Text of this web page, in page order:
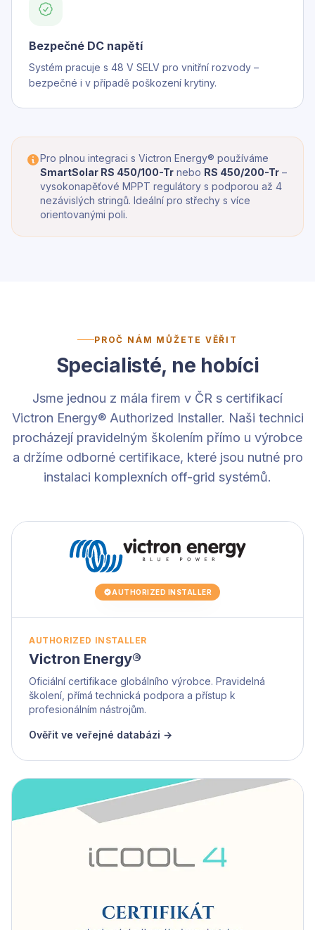
Bezpečné DC napětí
Systém pracuje s 48 V SELV pro vnitřní rozvody –
bezpečné i v případě poškození krytiny.
Pro plnou integraci s Victron Energy® používáme
SmartSolar RS 450/100-Tr nebo RS 450/200-Tr –
vysokonapěťové MPPT regulátory s podporou až 4
nezávislých stringů. Ideální pro střechy s více
orientovanými poli.
PROČ NÁM MŮŽETE VĚŘIT
Specialisté, ne hobíci
Jsme jednou z mála firem v ČR s certifikací
Victron Energy® Authorized Installer. Naši technici
procházejí pravidelným školením přímo u výrobce
a držíme odborné certifikace, které jsou nutné pro
instalaci komplexních off-grid systémů.
AUTHORIZED INSTALLER
AUTHORIZED INSTALLER
Victron Energy®
Oficiální certifikace globálního výrobce. Pravidelná
školení, přímá technická podpora a přístup k
profesionálním nástrojům.
Ověřit ve veřejné databázi →